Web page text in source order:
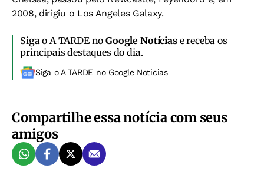
2008, dirigiu o Los Angeles Galaxy.
Siga o A TARDE noGoogle Notíciase receba os
principais destaques do dia.
Siga o A TARDE no Google Noticias
Compartilhe essa notícia com seus
amigos